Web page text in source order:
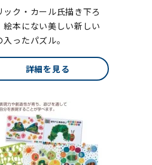
ック・カール氏描き下ろ
絵本にない美しい新しい
入ったパズル。
詳細を見る